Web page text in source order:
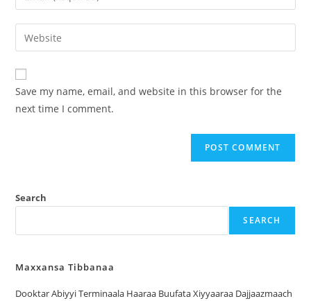
Save my name, email, and website in this browser for the
next time I comment.
Search
SEARCH
Maxxansa Tibbanaa
Dooktar Abiyyi Terminaala Haaraa Buufata Xiyyaaraa Dajjaazmaach